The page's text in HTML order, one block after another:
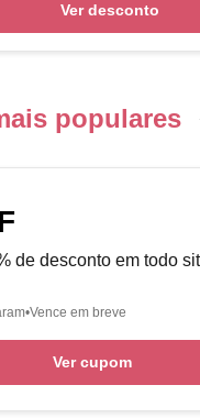
Ver desconto
populares
de desconto em todo
Vence em breve
Ver cupom